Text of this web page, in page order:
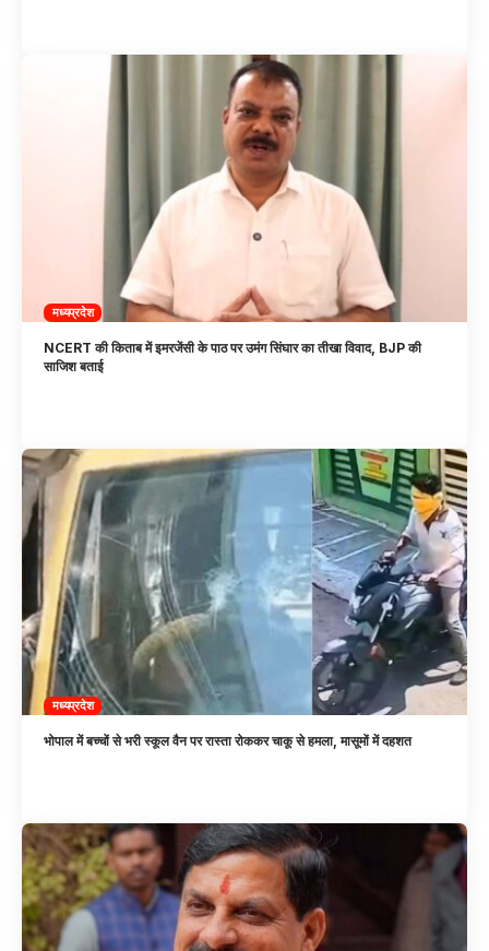
मध्यप्रदेश
NCERT की किताब में इमरजेंसी के पाठ पर उमंग सिंघार का तीखा विवाद, BJP की
साजिश बताई
मध्यप्रदेश
भोपाल में बच्चों से भरी स्कूल वैन पर रास्ता रोककर चाकू से हमला, मासूमों में दहशत